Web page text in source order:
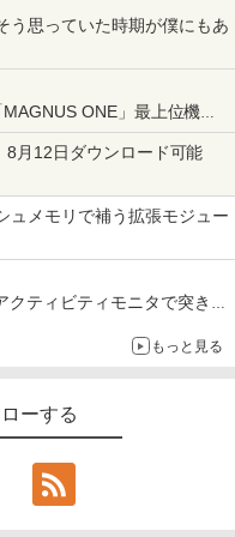
思っていた時期が僕にもあ
ONE」最上位機の
月12日ダウンロード可能
ュメモリで補う拡張モジュー
ティビティモニタで突き止
もっと見る
ーする